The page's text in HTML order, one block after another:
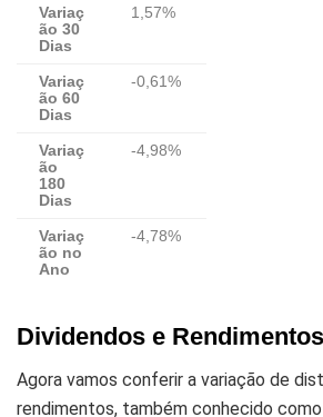
Variaç
ão 30
Dias
1,57%
Variaç
ão 60
Dias
-0,61%
Variaç
ão
180
Dias
-4,98%
Variaç
ão no
Ano
-4,78%
Dividendos e Rendimentos
Agora vamos conferir a variação de
rendimentos, também conhecido